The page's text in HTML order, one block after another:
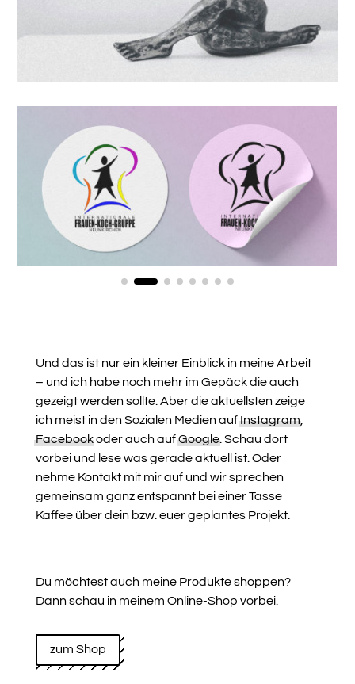
Und das ist nur ein kleiner Einblick in meine Arbeit
– und ich habe noch mehr im Gepäck die auch
gezeigt werden sollte. Aber die aktuellsten zeige
ich meist in den Sozialen Medien aufInstagram,
Facebookoder auch aufGoogle. Schau dort
vorbei und lese was gerade aktuell ist. Oder
nehme Kontakt mit mir auf und wir sprechen
gemeinsam ganz entspannt bei einer Tasse
Kaffee über dein bzw. euer geplantes Projekt.
Du möchtest auch meine Produkte shoppen?
Dann schau in meinem Online-Shop vorbei.
zum Shop